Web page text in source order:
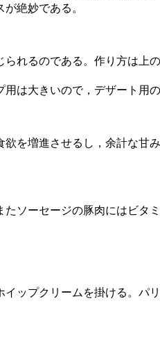
絶妙である。
れるのである。作り方は上
は大きいので，デザート用
を増進させるし，余計な甘
ソーセージの豚肉にはビタ
ップクリームを掛ける。パ